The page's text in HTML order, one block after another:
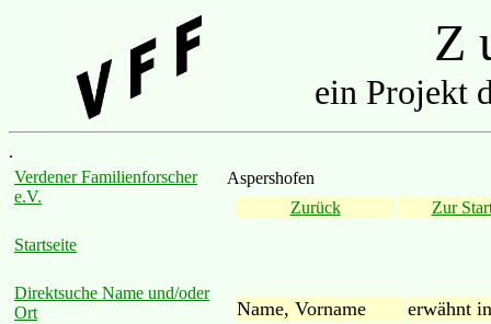
Z
ein Projekt
.
Verdener Familienforscher
e.V.
Startseite
Direktsuche Name und/oder
Ort
Aspershofen
Zurück
Zur
Name, Vorname erwähnt in